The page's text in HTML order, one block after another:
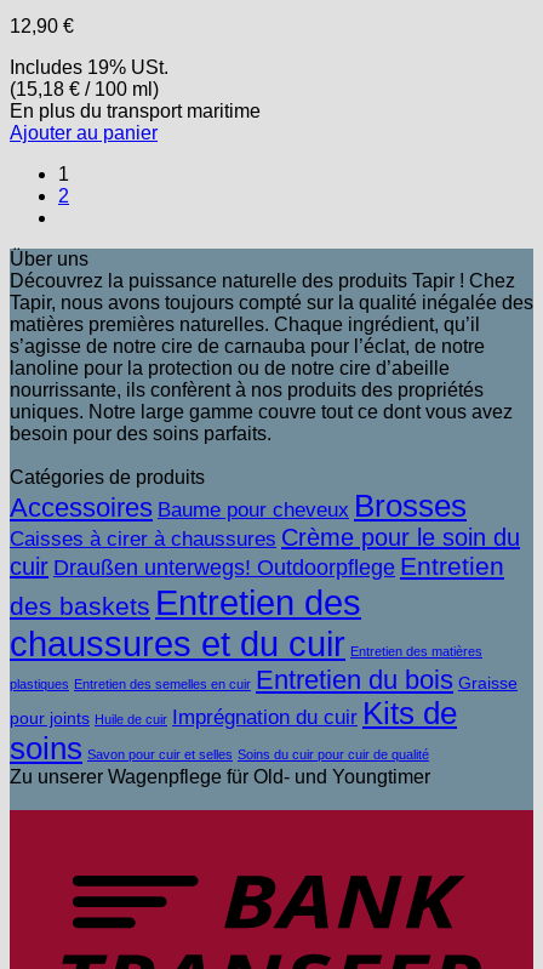
12,90 €
Includes 19% USt.
(15,18 € / 100 ml)
En plus du transportmaritime
Ajouter au panier
1
2
Über uns
Découvrez la puissance naturelle des produits Tapir ! Chez
Tapir, nous avons toujours compté sur la qualité inégalée des
matières premières naturelles. Chaque ingrédient, qu’il
s’agisse de notre cire de carnauba pour l’éclat, de notre
lanoline pour la protection ou de notre cire d’abeille
nourrissante, ils confèrent à nos produits des propriétés
uniques. Notre large gamme couvre tout ce dont vous avez
besoin pour des soins parfaits.
Catégories de produits
Accessoires Baume pour cheveux Brosses
Caisses à cirer à chaussures Crème pour le soin du
cuir Draußen unterwegs! Outdoorpflege Entretien
des baskets Entretien des
chaussures et du cuir Entretien des matières
plastiques Entretien des semelles en cuir Entretien du bois Graisse
pour joints Huile de cuir Imprégnation du cuir Kits de
soins Savon pour cuir et selles Soins du cuir pour cuir de qualité
Zu unserer Wagenpflege für Old- und Youngtimer